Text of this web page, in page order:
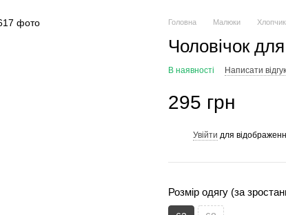
Головна Малюки
Чоловічок
В наявності Написати відгук
295 грн
Увійти для
Розмір одягу (за